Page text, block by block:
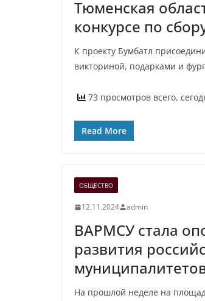
Тюменская
конкурсе по
К проекту Бумбатл
викториной, подарками и
73 просмотров всего,
Read More
ОБЩЕСТВО
12.11.2024 admin
ВАРМСУ стала
развития
На прошлой неделе на